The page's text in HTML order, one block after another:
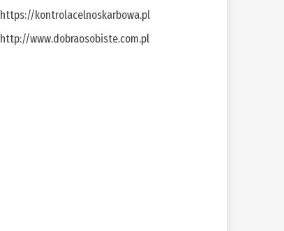
https://kontrolacelnoskarbowa.pl
http://www.dobraosobiste.com.pl